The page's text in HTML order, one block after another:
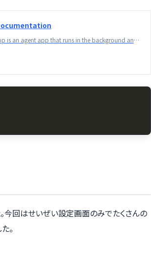
A Boolean value indicating whether the app is an agent app that runs in the background and doesn’t appear in the Dock.
回はせいぜい設定画面のみでたくさんの
。